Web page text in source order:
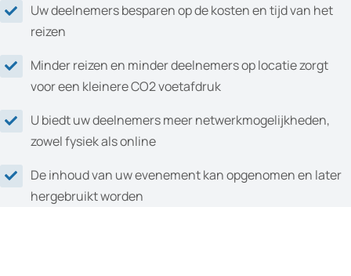
Uw deelnemers besparen op de kosten en tijd van het
reizen
Minder reizen en minder deelnemers op locatie zorgt
voor een kleinere CO2 voetafdruk
U biedt uw deelnemers meer netwerkmogelijkheden,
zowel fysiek als online
De inhoud van uw evenement kan opgenomen en later
hergebruikt worden